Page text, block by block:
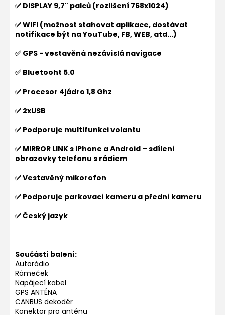
✅ DISPLAY 9,7" palců (rozlišení 768x1024)
✅ WIFI (možnost stahovat aplikace, dostávat
notifikace být na YouTube, FB, WEB, atd...)
✅ GPS - vestavěná nezávislá navigace
✅ Bluetooht 5.0
✅ Procesor 4jádro 1,8 Ghz
✅ 2xUSB
✅ Podporuje multifunkci volantu
✅ MIRROR LINK s iPhone a Android – sdílení
obrazovky telefonu s rádiem
✅ Vestavěný mikorofon
✅ Podporuje parkovací kameru a přední kameru
✅ Český jazyk
Součástí balení:
Autorádio
Rámeček
Napájecí kabel
GPS ANTÉNA
CANBUS dekodér
Konektor pro anténu